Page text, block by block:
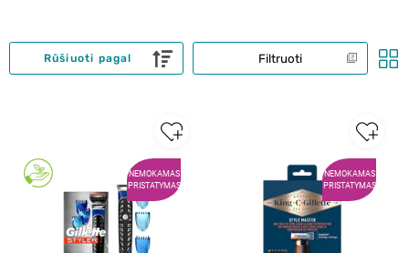
Filtruoti
Rūšiuoti pagal
NEMOKAMAS
PRISTATYMAS
NEMOKAMAS
PRISTATYMAS